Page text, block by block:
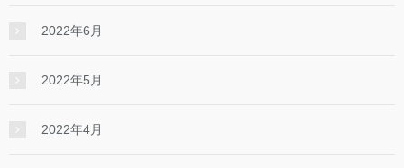
2022年6月
2022年5月
2022年4月